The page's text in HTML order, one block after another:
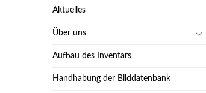
Aktuelles
Über uns
Aufbau des Inventars
Handhabung der Bilddatenbank